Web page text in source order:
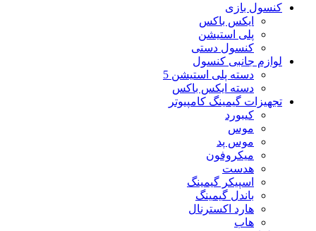
کنسول بازی
ایکس باکس
پلی استیشن
کنسول دستی
لوازم جانبی کنسول
دسته پلی استیشن 5
دسته ایکس باکس
تجهیزات گیمینگ کامپیوتر
کیبورد
موس
موس پد
میکروفون
هدست
اسپیکر گیمینگ
باندل گیمینگ
هارد اکسترنال
هاب